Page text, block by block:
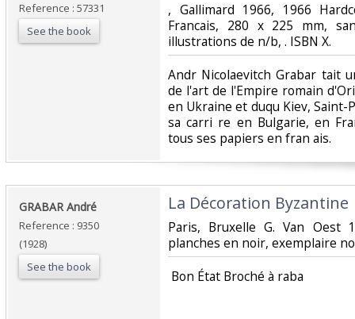
Reference : 57331
See the book
‎, Gallimard 1966, 1966
Francais, 280 x 225 mm,
illustrations de n/b, . ISBN X.‎
‎Andr Nicolaevitch Grabar tait
de l'art de l'Empire romain
en Ukraine et duqu Kiev,
sa carri re en Bulgarie, en
tous ses papiers en fran ais.‎
‎GRABAR André‎
Reference : 9350
(1928)
See the book
‎La Décoration Byzantine‎
‎Paris, Bruxelle G. Van Oest
planches en noir, exemplaire
‎ Bon État Broché à raba‎